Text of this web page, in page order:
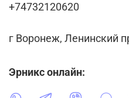
+74732120620
г Воронеж, Ленинский
Эрникс онлайн: